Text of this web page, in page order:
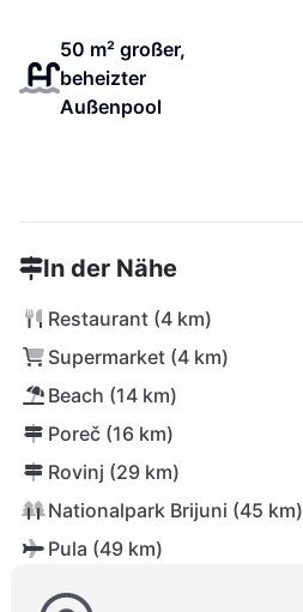
50 m² großer,
beheizter
Außenpool
In der Nähe
Restaurant (4 km)
Supermarket (4 km)
Beach (14 km)
Poreč (16 km)
Rovinj (29 km)
Nationalpark Brijuni (45 km)
Pula (49 km)